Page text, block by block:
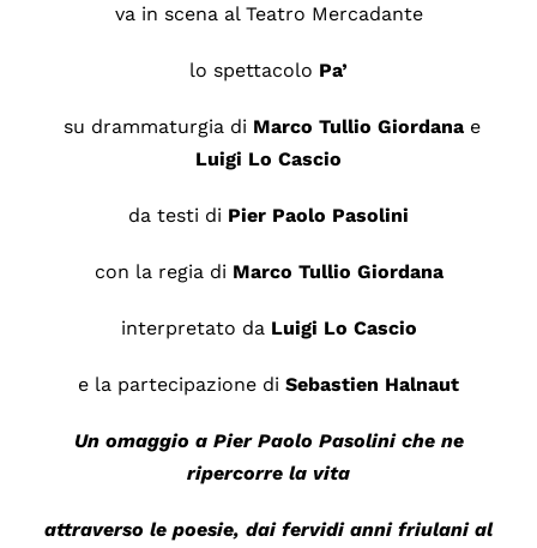
va in scena al Teatro Mercadante
lo spettacolo Pa’
su drammaturgia di Marco Tullio Giordanae
Luigi Lo Cascio
da testi di Pier Paolo Pasolini
con la regia di Marco Tullio Giordana
interpretato da Luigi Lo Cascio
e la partecipazione di Sebastien Halnaut
Un omaggio a Pier Paolo Pasolini che ne
ripercorre la vita
attraverso le poesie, dai fervidi anni friulani al